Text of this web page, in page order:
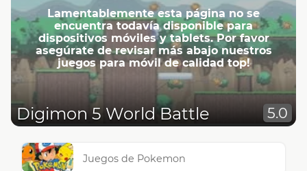
Lamentablemente esta página no se
encuentra todavía disponible para
dispositivos móviles y tablets. Por favor
asegúrate de revisar más abajo nuestros
juegos para móvil de calidad top!
Digimon 5 World Battle 5.0
Juegos de Pokemon